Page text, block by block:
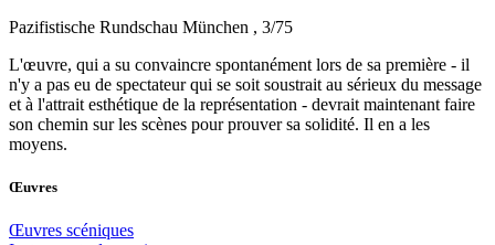
Pazifistische Rundschau München , 3/75
L'œuvre, qui a su convaincre spontanément lors de sa première - il
n'y a pas eu de spectateur qui se soit soustrait au sérieux du message
et à l'attrait esthétique de la représentation - devrait maintenant faire
son chemin sur les scènes pour prouver sa solidité. Il en a les
moyens.
Œuvres
Œuvres scéniques